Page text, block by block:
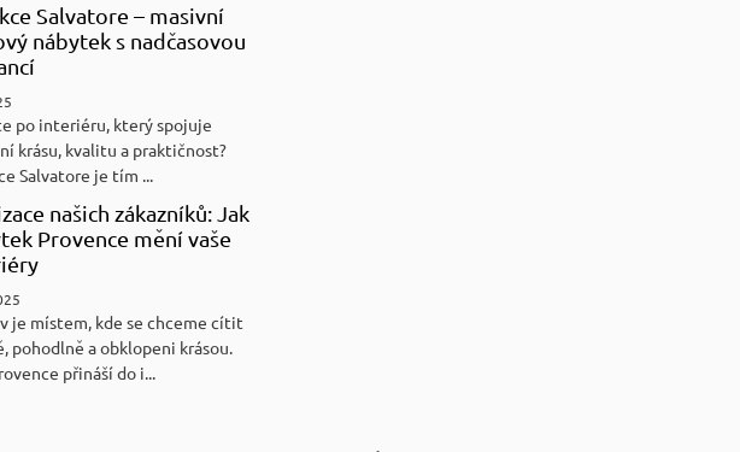
Salvatore – masivní
nábytek s nadčasovou
po interiéru, který spojuje
krásu, kvalitu a praktičnost?
Salvatore je tím ...
našich zákazníků: Jak
Provence mění vaše
je místem, kde se chceme cítit
pohodlně a obklopeni krásou.
přináší do i...